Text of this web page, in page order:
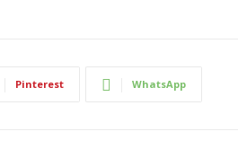
Pinterest WhatsApp